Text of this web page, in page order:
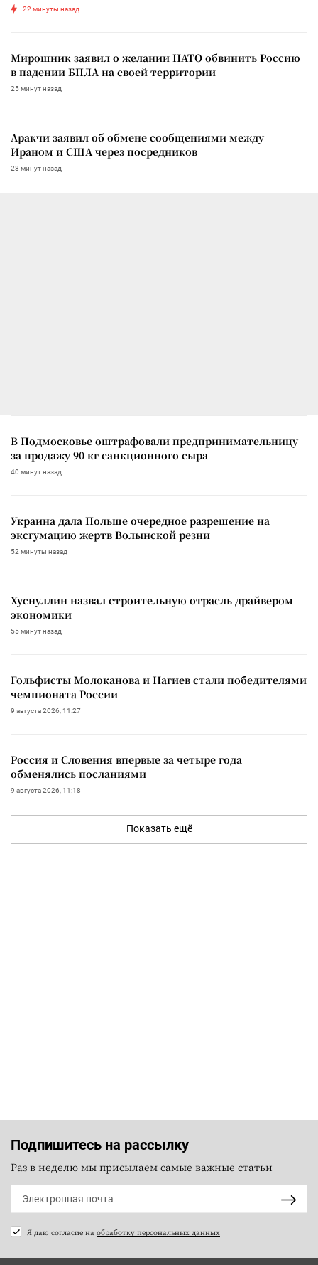
22 минуты назад
Мирошник заявил о желании НАТО обвинить Россию
в падении БПЛА на своей территории
25 минут назад
Аракчи заявил об обмене сообщениями между
Ираном и США через посредников
28 минут назад
В Подмосковье оштрафовали предпринимательницу
за продажу 90 кг санкционного сыра
40 минут назад
Украина дала Польше очередное разрешение на
эксгумацию жертв Волынской резни
52 минуты назад
Хуснуллин назвал строительную отрасль драйвером
экономики
55 минут назад
Гольфисты Молоканова и Нагиев стали победителями
чемпионата России
9 августа 2026, 11:27
Россия и Словения впервые за четыре года
обменялись посланиями
9 августа 2026, 11:18
Показать ещё
Подпишитесь на рассылку
Раз в неделю мы присылаем самые важные статьи
Я даю согласие на обработку персональных данных